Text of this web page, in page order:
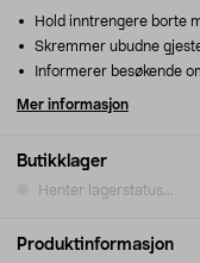
Butikklager
Henter lagerstatus...
Hold inntrengere borte
Skremmer ubudne
Informerer besøkende
Mer informasjon
Produktinformasjon